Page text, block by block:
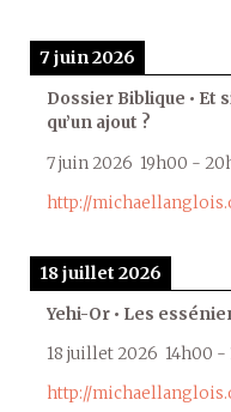
7 juin 2026
Dossier Biblique • Et
qu’un ajout ?
7 juin 2026 19h00 -
http://
18 juillet 2026
Yehi-Or • Les
18 juillet 2026 14h00 -
http://